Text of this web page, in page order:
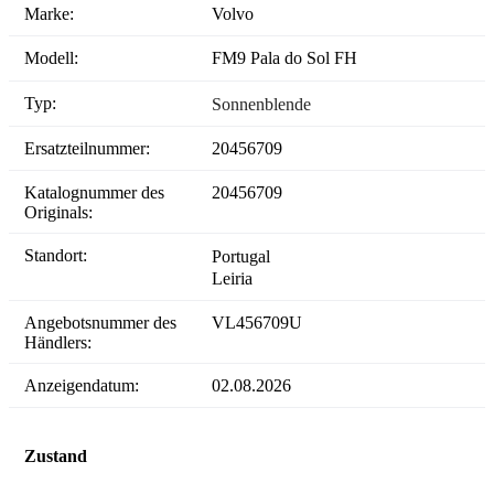
Marke: Volvo
Modell: FM9 Pala do Sol FH
Typ: Sonnenblende
Ersatzteilnummer: 20456709
Katalognummer des
Originals:
20456709
Standort:
Portugal
Leiria
Angebotsnummer des
Händlers:
VL456709U
Anzeigendatum: 02.08.2026
Zustand